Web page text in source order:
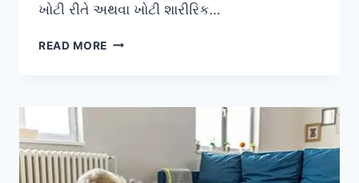
ખોટી રીતે અથવા ખોટી શારીરિક…
READ MORE ઘરમાં
વખતે
વળવાની
સાચી